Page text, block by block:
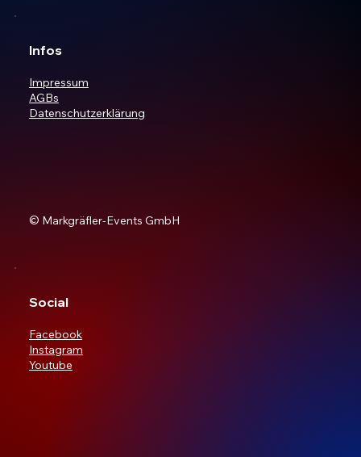
Infos
Impressum
AGBs
Datenschutzerklärung
© Markgräfler-Events GmbH
Social
Facebook
Instagram
Youtube